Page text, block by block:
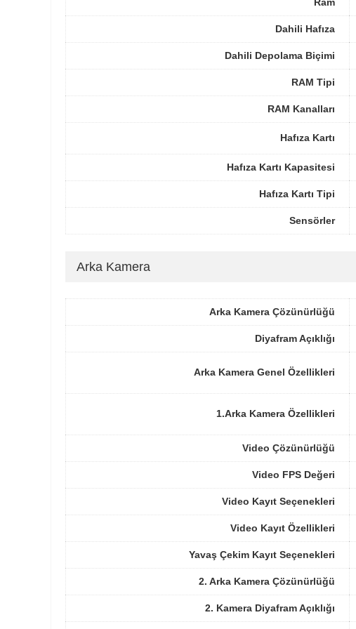
Dahili Hafıza
Dahili Depolama Biçimi
RAM Tipi
RAM Kanalları
Hafıza Kartı
Hafıza Kartı Kapasitesi
Hafıza Kartı Tipi
Sensörler
Arka Kamera
Arka Kamera Çözünürlüğü
Diyafram Açıklığı
Arka Kamera Genel Özellikleri
1.Arka Kamera Özellikleri
Video Çözünürlüğü
Video FPS Değeri
Video Kayıt Seçenekleri
Video Kayıt Özellikleri
Yavaş Çekim Kayıt Seçenekleri
2. Arka Kamera Çözünürlüğü
2. Kamera Diyafram Açıklığı